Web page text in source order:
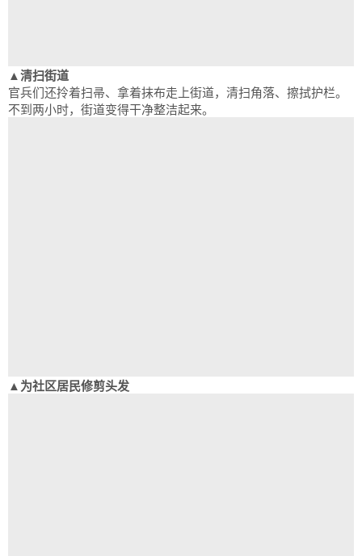
▲清扫街道
官兵们还拎着扫帚、拿着抹布走上街道，清扫角落、擦拭护栏。
不到两小时，街道变得干净整洁起来。
▲为社区居民修剪头发